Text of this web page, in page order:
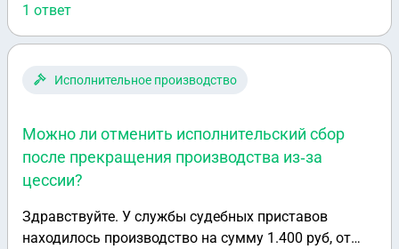
1 ответ
Исполнительное производство
Можно ли отменить исполнительский сбор
после прекращения производства из‑за
цессии?
Здравствуйте. У службы судебных приставов
находилось производство на сумму 1.400 руб, от